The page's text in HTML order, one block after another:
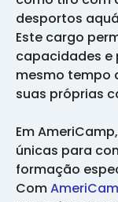
desportos
Este cargo
capacidades e
mesmo tempo
suas próprias
Em
únicas para
formação
Com